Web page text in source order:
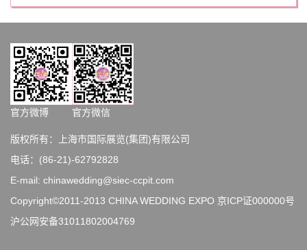
官方微博 官方微信
版权所有：上海市国际展览(集团)有限公司
电话：(86-21)-62792828
E-mail: chinawedding@siec-ccpit.com
Copyright©2011-2013 CHINA WEDDING EXPO 京ICP证000000号
沪公网安备31011802004769